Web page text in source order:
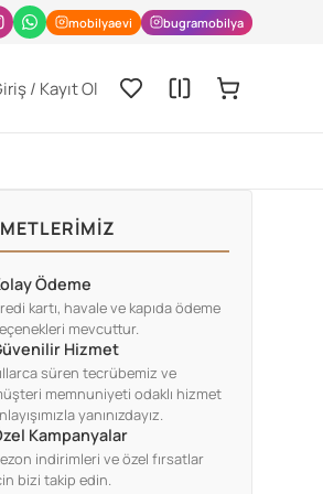
mobilyaevi bugramobilya
/ Kayıt Ol
Ödeme
kartı, havale ve kapıda ödeme
mevcuttur.
Hizmet
süren tecrübemiz ve
memnuniyeti odaklı hizmet
yanınızdayız.
Kampanyalar
indirimleri ve özel fırsatlar
bizi takip edin.
JISSN Archive -https://